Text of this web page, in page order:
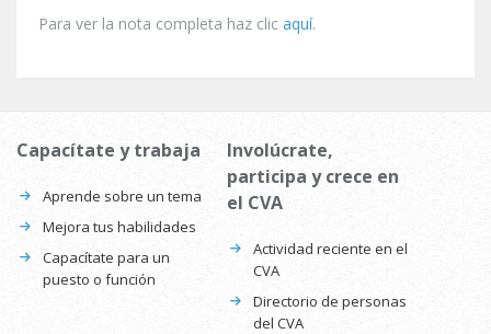
Para ver la nota completa haz clic aquí.
Capacítate y trabaja
Aprende sobre un tema
Mejora tus habilidades
Capacítate para un
puesto o función
Involúcrate,
participa y crece en
el CVA
Actividad reciente en el
CVA
Directorio de personas
del CVA